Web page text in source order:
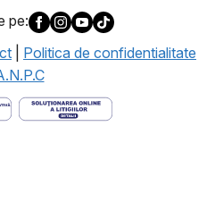
pe:
Politica de confidentialitate